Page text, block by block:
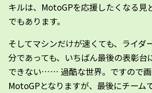
キルは、MotoGPを応援したくなる見
でもあります。
そしてマシンだけが速くても、ライダ
分であっても、いちばん最後の表彰台
できない…… 過酷な世界。ですので画
MotoGPとなりますが、最後にチーム